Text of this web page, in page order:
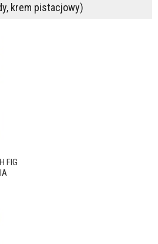
krem pistacjowy)
FIG